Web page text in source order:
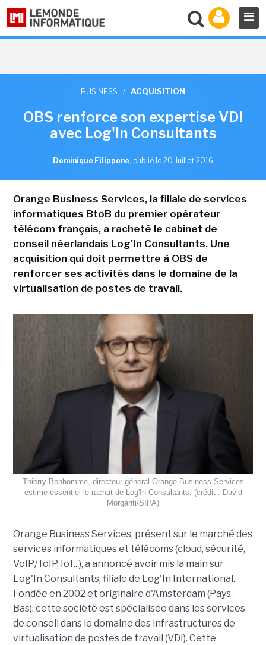
BUSINESS / ACQUISITION
OBS renforce son expertise VDI
avec Log'In Consultants
Dominique Filippone, publié le 20 Juillet 2016
Orange Business Services, la filiale de services
informatiques BtoB du premier opérateur
télécom français, a racheté le cabinet de
conseil néerlandais Log'In Consultants. Une
acquisition qui doit permettre à OBS de
renforcer ses activités dans le domaine de la
virtualisation de postes de travail.
Thierry Bonhomme, directeur général Orange Business Services
estime essentiel le rachat de Log'In Consultants. (crédit : David
Morganti/SIPA)
Orange Business Services, présent sur le marché des
services informatiques et télécoms (cloud, sécurité,
VoIP/ToIP, IoT...), a annoncé avoir mis la main sur
Log'In Consultants, filiale de Log'In International.
Fondée en 2002 et originaire d'Amsterdam (Pays-
Bas), cette société est spécialisée dans les services
de conseil dans le domaine des infrastructures de
virtualisation de postes de travail (VDI). Cette